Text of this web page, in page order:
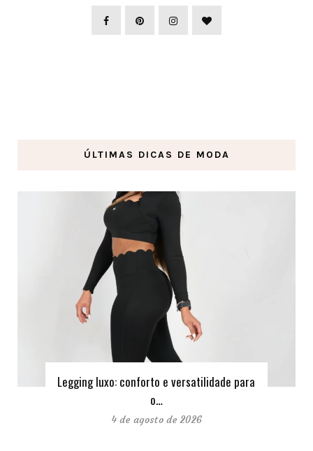
ÚLTIMAS DICAS DE MODA
Legging luxo: conforto e versatilidade para
o…
4 de agosto de 2026